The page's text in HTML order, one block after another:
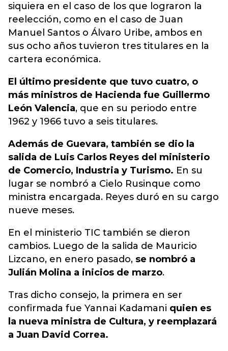
siquiera en el caso de los que lograron la
reelección, como en el caso de Juan
Manuel Santos o Álvaro Uribe, ambos en
sus ocho años tuvieron tres titulares en la
cartera económica.
El último presidente que tuvo cuatro, o
más ministros de Hacienda fue Guillermo
León Valencia, que en su periodo entre
1962 y 1966 tuvo a seis titulares.
Además de Guevara, también se dio la
salida de Luis Carlos Reyes del ministerio
de Comercio, Industria y Turismo. En su
lugar se nombró a Cielo Rusinque como
ministra encargada. Reyes duró en su cargo
nueve meses.
En el ministerio TIC también se dieron
cambios. Luego de la salida de Mauricio
Lizcano, en enero pasado, se nombró a
Julián Molina a inicios de marzo.
Tras dicho consejo, la primera en ser
confirmada fue Yannai Kadamani quien es
la nueva ministra de Cultura, y reemplazará
a Juan David Correa.